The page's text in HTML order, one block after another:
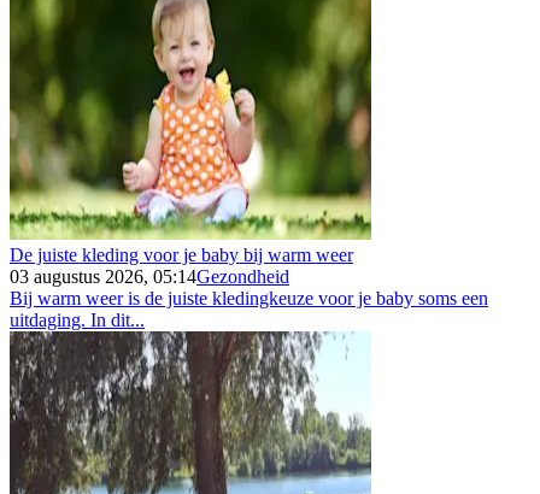
De juiste kleding voor je baby bij warm weer
03 augustus 2026, 05:14Gezondheid
Bij warm weer is de juiste kledingkeuze voor je baby soms een
uitdaging. In dit...